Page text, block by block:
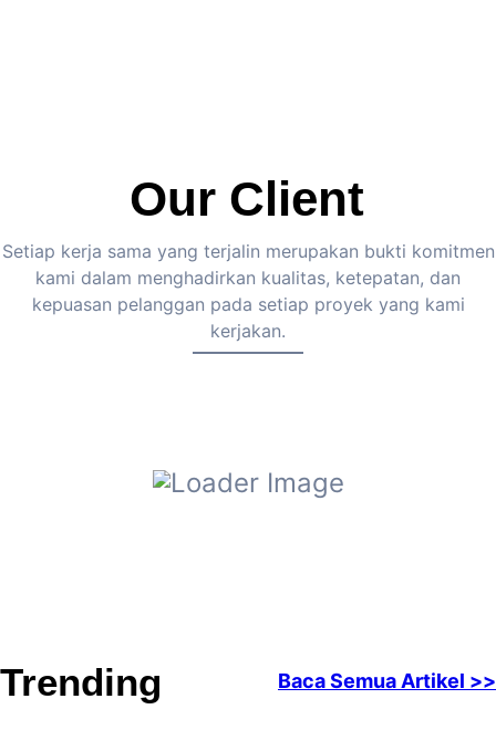
Our Client
Setiap kerja sama yang terjalin merupakan bukti komitmen
kami dalam menghadirkan kualitas, ketepatan, dan
kepuasan pelanggan pada setiap proyek yang kami
kerjakan.
Trending Baca Semua Artikel >>